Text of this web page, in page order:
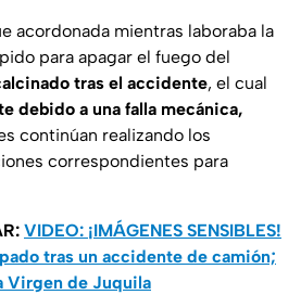
acordonada mientras laboraba la
para apagar el fuego del
tras el accidente, el cual
debido a una falla mecánica,
continúan realizando los
correspondientes para
VIDEO: ¡IMÁGENES SENSIBLES!
tras un accidente de camión;
Virgen de Juquila